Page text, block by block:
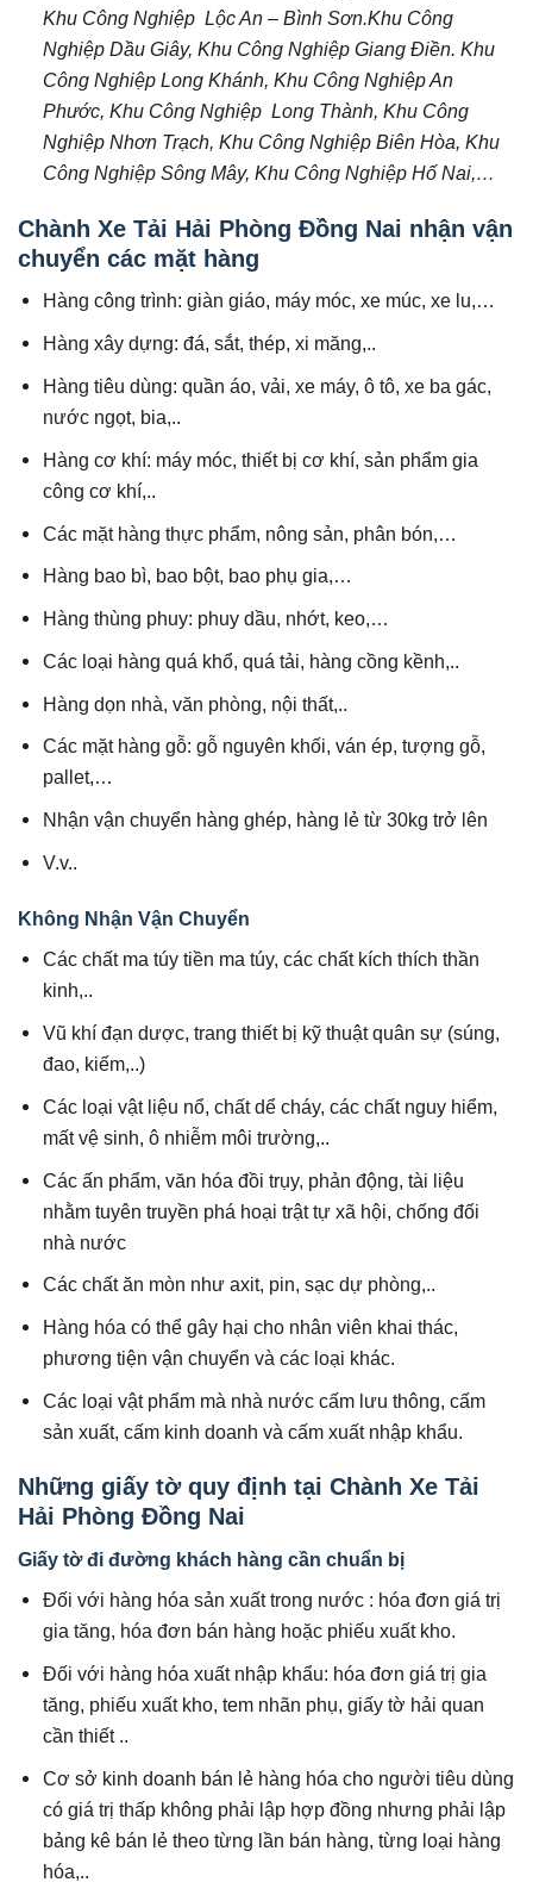
Khu Công Nghiệp Lộc An – Bình Sơn.Khu Công
Nghiệp Dầu Giây, Khu Công Nghiệp Giang Điền. Khu
Công Nghiệp Long Khánh, Khu Công Nghiệp An
Phước, Khu Công Nghiệp Long Thành, Khu Công
Nghiệp Nhơn Trạch, Khu Công Nghiệp Biên Hòa, Khu
Công Nghiệp Sông Mây, Khu Công Nghiệp Hố Nai,…
Chành Xe Tải Hải Phòng Đồng Nai nhận vận
chuyển các mặt hàng
Hàng công trình: giàn giáo, máy móc, xe múc, xe lu,…
Hàng xây dựng: đá, sắt, thép, xi măng,..
Hàng tiêu dùng: quần áo, vải, xe máy, ô tô, xe ba gác,
nước ngọt, bia,..
Hàng cơ khí: máy móc, thiết bị cơ khí, sản phẩm gia
công cơ khí,..
Các mặt hàng thực phẩm, nông sản, phân bón,…
Hàng bao bì, bao bột, bao phụ gia,…
Hàng thùng phuy: phuy dầu, nhớt, keo,…
Các loại hàng quá khổ, quá tải, hàng cồng kềnh,..
Hàng dọn nhà, văn phòng, nội thất,..
Các mặt hàng gỗ: gỗ nguyên khối, ván ép, tượng gỗ,
pallet,…
Nhận vận chuyển hàng ghép, hàng lẻ từ 30kg trở lên
V.v..
Không Nhận Vận Chuyển
Các chất ma túy tiền ma túy, các chất kích thích thần
kinh,..
Vũ khí đạn dược, trang thiết bị kỹ thuật quân sự (súng,
đao, kiếm,..)
Các loại vật liệu nổ, chất dể cháy, các chất nguy hiểm,
mất vệ sinh, ô nhiễm môi trường,..
Các ấn phẩm, văn hóa đồi trụy, phản động, tài liệu
nhằm tuyên truyền phá hoại trật tự xã hội, chống đối
nhà nước
Các chất ăn mòn như axit, pin, sạc dự phòng,..
Hàng hóa có thể gây hại cho nhân viên khai thác,
phương tiện vận chuyển và các loại khác.
Các loại vật phẩm mà nhà nước cấm lưu thông, cấm
sản xuất, cấm kinh doanh và cấm xuất nhập khẩu.
Những giấy tờ quy định tại Chành Xe Tải
Hải Phòng Đồng Nai
Giấy tờ đi đường khách hàng cần chuẩn bị
Đối với hàng hóa sản xuất trong nước : hóa đơn giá trị
gia tăng, hóa đơn bán hàng hoặc phiếu xuất kho.
Đối với hàng hóa xuất nhập khẩu: hóa đơn giá trị gia
tăng, phiếu xuất kho, tem nhãn phụ, giấy tờ hải quan
cần thiết ..
Cơ sở kinh doanh bán lẻ hàng hóa cho người tiêu dùng
có giá trị thấp không phải lập hợp đồng nhưng phải lập
bảng kê bán lẻ theo từng lần bán hàng, từng loại hàng
hóa,..